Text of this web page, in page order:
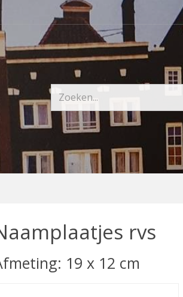
rvs
19 x 12 cm